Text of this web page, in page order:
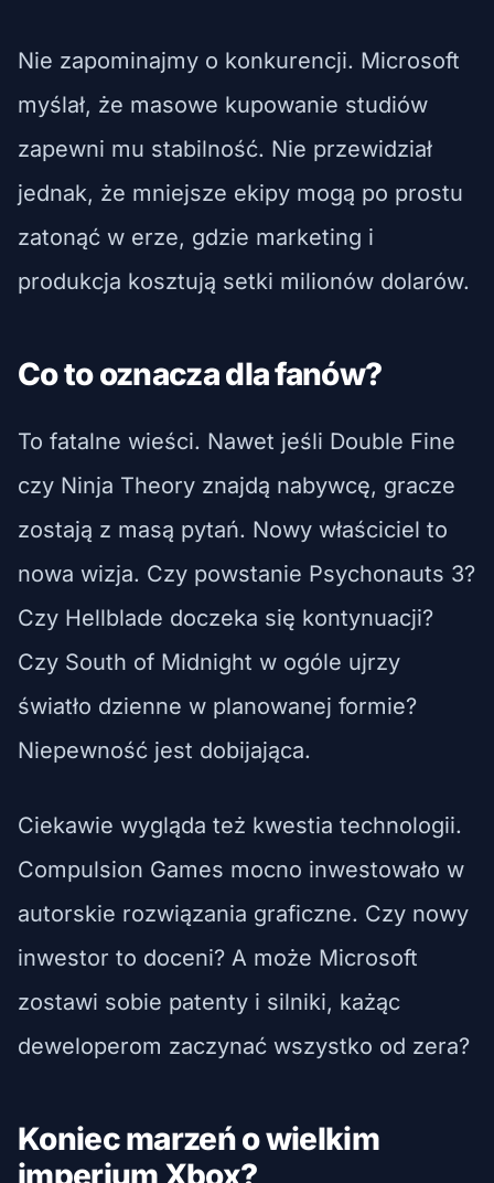
Nie zapominajmy o konkurencji. Microsoft
myślał, że masowe kupowanie studiów
zapewni mu stabilność. Nie przewidział
jednak, że mniejsze ekipy mogą po prostu
zatonąć w erze, gdzie marketing i
produkcja kosztują setki milionów dolarów.
Co to oznacza dla fanów?
To fatalne wieści. Nawet jeśli Double Fine
czy Ninja Theory znajdą nabywcę, gracze
zostają z masą pytań. Nowy właściciel to
nowa wizja. Czy powstanie Psychonauts 3?
Czy Hellblade doczeka się kontynuacji?
Czy South of Midnight w ogóle ujrzy
światło dzienne w planowanej formie?
Niepewność jest dobijająca.
Ciekawie wygląda też kwestia technologii.
Compulsion Games mocno inwestowało w
autorskie rozwiązania graficzne. Czy nowy
inwestor to doceni? A może Microsoft
zostawi sobie patenty i silniki, każąc
deweloperom zaczynać wszystko od zera?
Koniec marzeń o wielkim
imperium Xbox?